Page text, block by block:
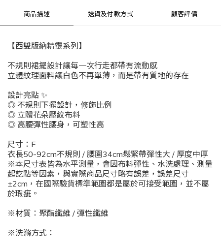
商品描述 送貨及付款方式 顧客評價
【西雙版納精靈系列】
不規則裙擺設計讓每一次行走都帶有流動感
立體紋理面料讓白色不再單薄，而是帶有質地的存在
設計亮點 ✨
◎ 不規則下擺設計，修飾比例
◎ 立體花朵壓紋布料
◎ 高腰彈性腰身，可塑性高
尺寸：F
衣長50-92cm不規則 / 腰圍34cm鬆緊帶彈性大 / 厚度中厚
※本尺寸表皆為水平測量，會因布料彈性、水洗處理、測量
起訖點等因素，與實際商品尺寸略有誤差，誤差尺寸
±2cm，在國際驗貨標準範圍都是屬於可接受範圍，並不屬
於瑕疵。
※材質：聚酯纖維 / 彈性纖維
※洗滌方式：